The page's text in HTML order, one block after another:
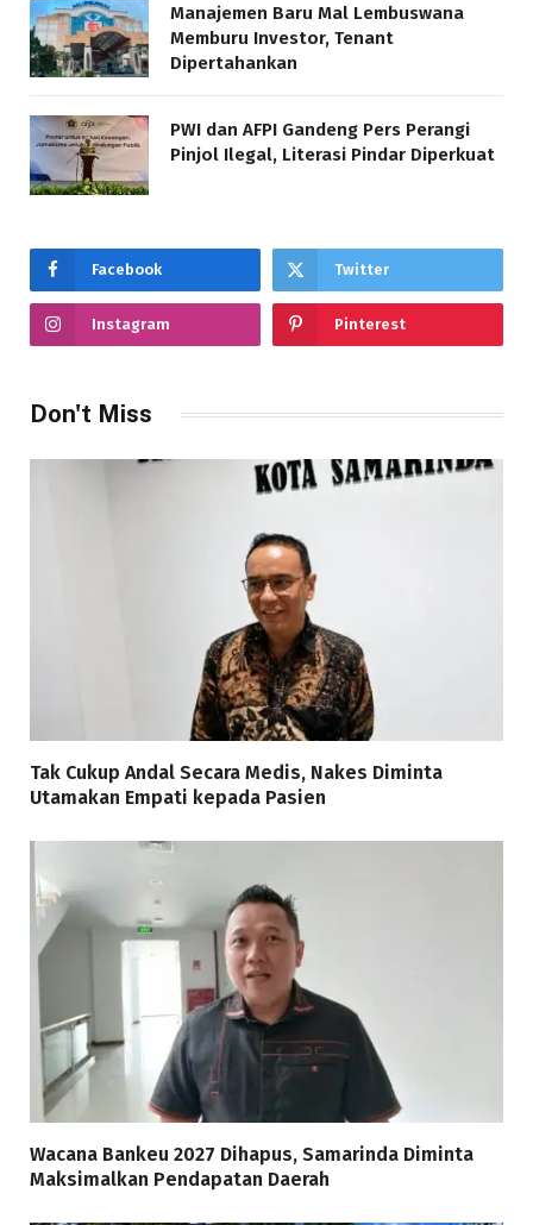
Manajemen Baru Mal Lembuswana
Memburu Investor, Tenant
Dipertahankan
PWI dan AFPI Gandeng Pers Perangi
Pinjol Ilegal, Literasi Pindar Diperkuat
Facebook Twitter
Instagram Pinterest
Don't Miss
Tak Cukup Andal Secara Medis, Nakes Diminta
Utamakan Empati kepada Pasien
Wacana Bankeu 2027 Dihapus, Samarinda Diminta
Maksimalkan Pendapatan Daerah